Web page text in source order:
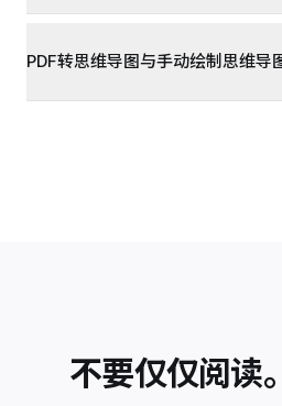
PDF转思维导图与手动绘制思维导
不要仅仅阅读